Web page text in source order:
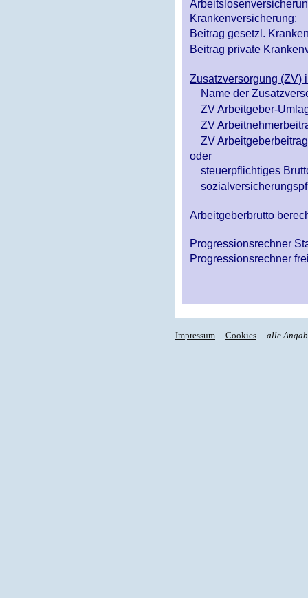
Krankenversicherung:
Beitrag gesetzl.
Beitrag private
Zusatzversorgung (ZV)
Name der
ZV Arbeitgeber-
ZV
ZV
oder
steuerpflichtiges
Arbeitgeberbrutto
Progressionsrechner
Progressionsrechner
Impressum Cookies alle